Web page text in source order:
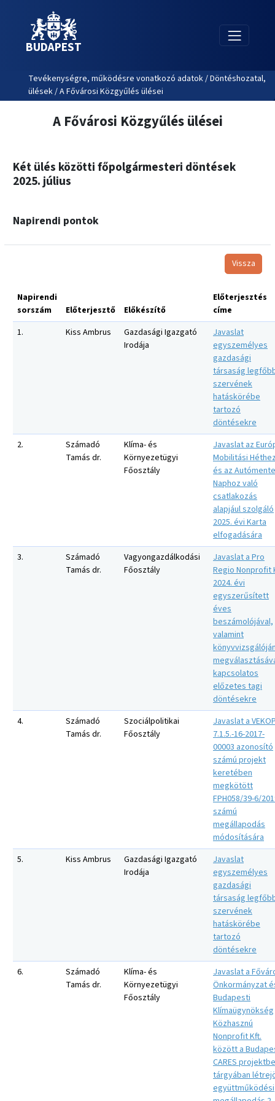
BUDAPEST
Tevékenységre, működésre vonatkozó adatok / Döntéshozatal,
ülések / A Fővárosi Közgyűlés ülései
A Fővárosi Közgyűlés ülései
Két ülés közötti főpolgármesteri döntések
2025. július
Napirendi pontok
Vissza
Napirendi
sorszám
Előterjesztő Előkészítő
Előterjesztés
címe
1.
Kiss Ambrus
Gazdasági Igazgató
Irodája
Javaslat
egyszemélyes
gazdasági
társaság
szervének
hatáskörébe
tartozó
döntésekre
2.
Számadó
Tamás dr.
Klíma- és
Környezetügyi
Főosztály
Javaslat az
Mobilitási
és az
Naphoz való
csatlakozás
alapjául szolgáló
2025. évi Karta
elfogadására
3.
Számadó
Tamás dr.
Vagyongazdálkodási
Főosztály
Javaslat a Pro
Regio Nonprofit
2024. évi
egyszerűsített
éves
beszámolójával,
valamint
kapcsolatos
előzetes tagi
döntésekre
4.
Számadó
Tamás dr.
Szociálpolitikai
Főosztály
Javaslat a
7.1.5.-16-2017-
00003 azonosító
számú projekt
keretében
megkötött
FPH058/39-6/
számú
megállapodás
módosítására
5.
Kiss Ambrus
Gazdasági Igazgató
Irodája
Javaslat
egyszemélyes
gazdasági
társaság
szervének
hatáskörébe
tartozó
döntésekre
6.
Számadó
Tamás dr.
Klíma- és
Környezetügyi
Főosztály
Javaslat a
Önkormányzat
Budapesti
Klímaügynökség
Közhasznú
Nonprofit Kft.
között a
CARES
tárgyában
együttműködési